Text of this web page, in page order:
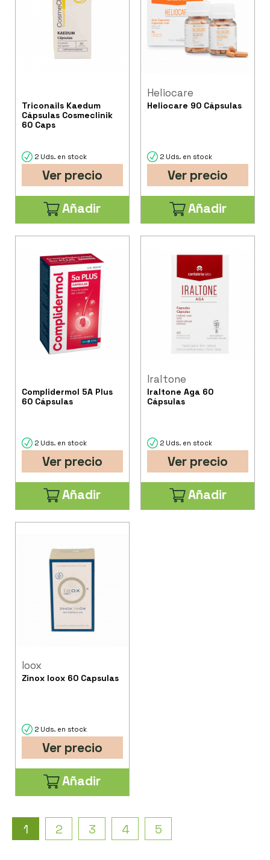
Triconails Kaedum
Cápsulas Cosmeclinik
60 Caps
2 Uds. en stock
Ver precio
Añadir
Heliocare
Heliocare 90 Cápsulas
2 Uds. en stock
Ver precio
Añadir
Complidermol 5A Plus
60 Cápsulas
2 Uds. en stock
Ver precio
Añadir
Iraltone
Iraltone Aga 60
Cápsulas
2 Uds. en stock
Ver precio
Añadir
Ioox
Zinox Ioox 60 Capsulas
2 Uds. en stock
Ver precio
Añadir
1 2 3 4 5